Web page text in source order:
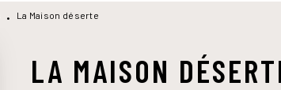
• La Maison déserte
LA MAISON